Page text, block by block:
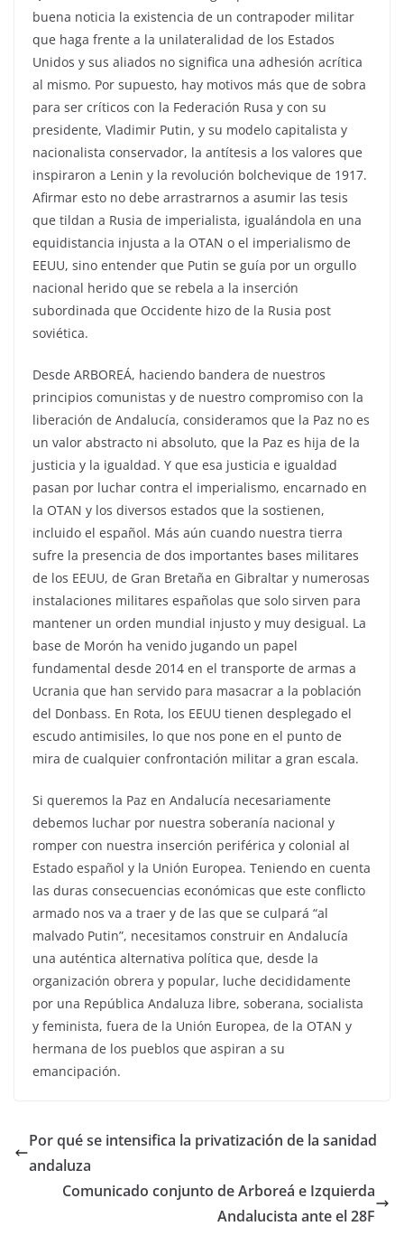
buena noticia la existencia de un contrapoder militar
que haga frente a la unilateralidad de los Estados
Unidos y sus aliados no significa una adhesión acrítica
al mismo. Por supuesto, hay motivos más que de sobra
para ser críticos con la Federación Rusa y con su
presidente, Vladimir Putin, y su modelo capitalista y
nacionalista conservador, la antítesis a los valores que
inspiraron a Lenin y la revolución bolchevique de 1917.
Afirmar esto no debe arrastrarnos a asumir las tesis
que tildan a Rusia de imperialista, igualándola en una
equidistancia injusta a la OTAN o el imperialismo de
EEUU, sino entender que Putin se guía por un orgullo
nacional herido que se rebela a la inserción
subordinada que Occidente hizo de la Rusia post
soviética.
Desde ARBOREÁ, haciendo bandera de nuestros
principios comunistas y de nuestro compromiso con la
liberación de Andalucía, consideramos que la Paz no es
un valor abstracto ni absoluto, que la Paz es hija de la
justicia y la igualdad. Y que esa justicia e igualdad
pasan por luchar contra el imperialismo, encarnado en
la OTAN y los diversos estados que la sostienen,
incluido el español. Más aún cuando nuestra tierra
sufre la presencia de dos importantes bases militares
de los EEUU, de Gran Bretaña en Gibraltar y numerosas
instalaciones militares españolas que solo sirven para
mantener un orden mundial injusto y muy desigual. La
base de Morón ha venido jugando un papel
fundamental desde 2014 en el transporte de armas a
Ucrania que han servido para masacrar a la población
del Donbass. En Rota, los EEUU tienen desplegado el
escudo antimisiles, lo que nos pone en el punto de
mira de cualquier confrontación militar a gran escala.
Si queremos la Paz en Andalucía necesariamente
debemos luchar por nuestra soberanía nacional y
romper con nuestra inserción periférica y colonial al
Estado español y la Unión Europea. Teniendo en cuenta
las duras consecuencias económicas que este conflicto
armado nos va a traer y de las que se culpará “al
malvado Putin”, necesitamos construir en Andalucía
una auténtica alternativa política que, desde la
organización obrera y popular, luche decididamente
por una República Andaluza libre, soberana, socialista
y feminista, fuera de la Unión Europea, de la OTAN y
hermana de los pueblos que aspiran a su
emancipación.
Por qué se intensifica la privatización de la sanidad
andaluza
Comunicado conjunto de Arboreá e Izquierda
Andalucista ante el 28F